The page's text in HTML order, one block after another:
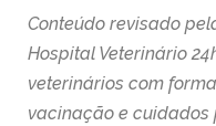
Conteúdo revisado
Hospital Veterinário
veterinários com
vacinação e cuidados